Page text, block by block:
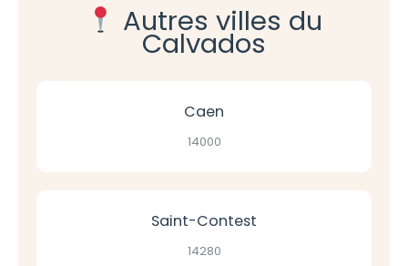
Autres villes du
Calvados
Caen
14000
Saint-Contest
14280